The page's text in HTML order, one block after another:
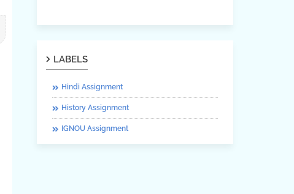
LABELS
Hindi Assignment
History Assignment
IGNOU Assignment